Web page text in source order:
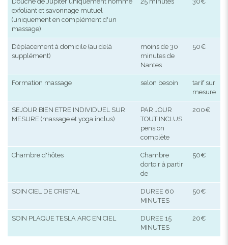
exfoliant et savonnage mutuel
(uniquement en complément d'un
massage)
Déplacement à domicile (au delà
supplément)
moins de 30
minutes de
Nantes
50€
Formation massage selon besoin
tarif sur
mesure
SEJOUR BIEN ETRE INDIVIDUEL SUR
MESURE (massage et yoga inclus)
PAR JOUR
TOUT INCLUS
pension
complète
200€
Chambre d'hôtes
Chambre
dortoir à partir
de
50€
SOIN CIEL DE CRISTAL
DUREE 60
MINUTES
50€
SOIN PLAQUE TESLA ARC EN CIEL
DUREE 15
MINUTES
20€